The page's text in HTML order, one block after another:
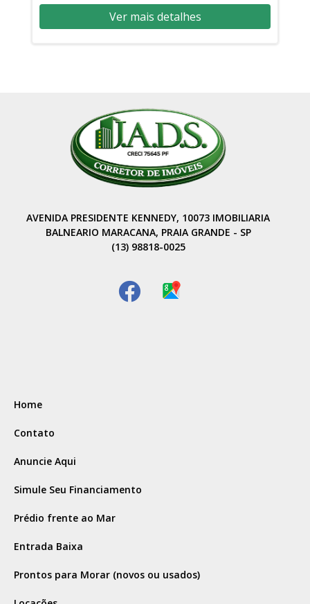
Ver mais detalhes
AVENIDA PRESIDENTE KENNEDY, 10073 IMOBILIARIA
BALNEARIO MARACANA, PRAIA GRANDE - SP
(13) 98818-0025
Home
Contato
Anuncie Aqui
Simule Seu Financiamento
Prédio frente ao Mar
Entrada Baixa
Prontos para Morar (novos ou usados)